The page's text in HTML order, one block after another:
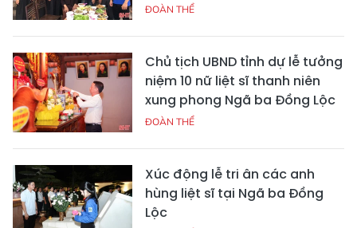
ĐOÀN THỂ
Chủ tịch UBND tỉnh dự lễ tưởng
niệm 10 nữ liệt sĩ thanh niên
xung phong Ngã ba Đồng Lộc
ĐOÀN THỂ
Xúc động lễ tri ân các anh
hùng liệt sĩ tại Ngã ba Đồng
Lộc